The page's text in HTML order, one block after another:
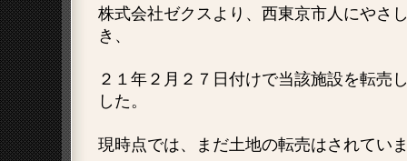
株式会社ゼクスより、西東京市人にやさ
き、
２１年２月２７日付けで当該施設を転売
した。
現時点では、まだ土地の転売はされてい